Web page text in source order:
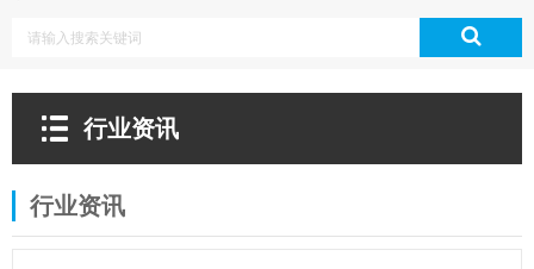
行业资讯
行业资讯